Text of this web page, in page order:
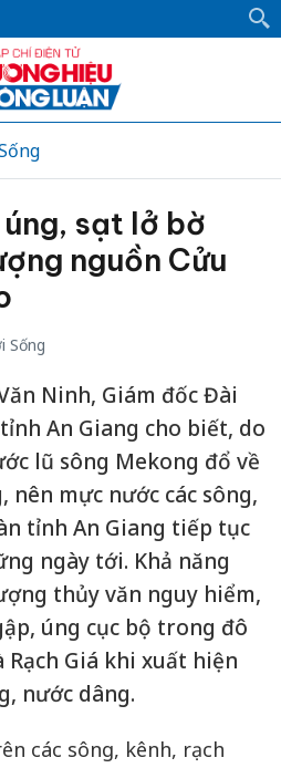
sạt lở bờ
nguồn Cửu
Sống
Ninh, Giám đốc Đài
An Giang cho biết, do
lũ sông Mekong đổ về
nên mực nước các sông,
tỉnh An Giang tiếp tục
ngày tới. Khả năng
thủy văn nguy hiểm,
úng cục bộ trong đô
Rạch Giá khi xuất hiện
nước dâng.
các sông, kênh, rạch